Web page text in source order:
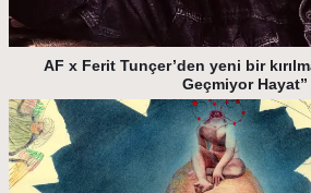
AF x Ferit Tunçer’den yeni bir
Geçmiyor Hayat”